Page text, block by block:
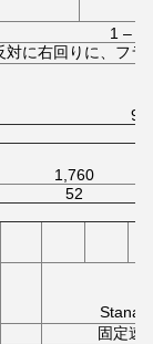
1 – 3
対に右回りに、フ
1,760
52
固定速